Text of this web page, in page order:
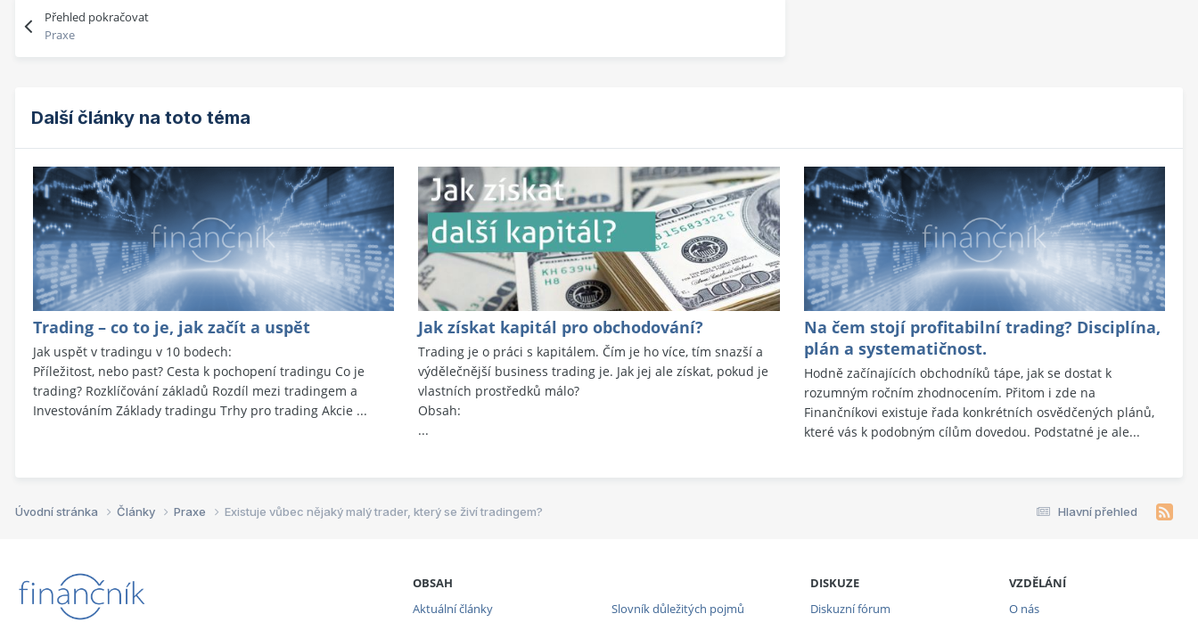
Přehled pokračovat
Praxe
Další články na toto téma
Trading – co to je, jak začít a uspět
Jak uspět v tradingu v 10 bodech:
Příležitost, nebo past? Cesta k pochopení tradingu Co je
trading? Rozklíčování základů Rozdíl mezi tradingem a
Investováním Základy tradingu Trhy pro trading Akcie ...
Jak získat kapitál pro obchodování?
Trading je o práci s kapitálem. Čím je ho více, tím snazší a
výdělečnější business trading je. Jak jej ale získat, pokud je
vlastních prostředků málo?
Obsah:
...
Na čem stojí profitabilní trading? Disciplína,
plán a systematičnost.
Hodně začínajících obchodníků tápe, jak se dostat k
rozumným ročním zhodnocením. Přitom i zde na
Finančníkovi existuje řada konkrétních osvědčených plánů,
které vás k podobným cílům dovedou. Podstatné je ale...
Hlavní přehled
Úvodní stránka Články Praxe Existuje vůbec nějaký malý trader, který se živí tradingem?
OBSAH
Aktuální články
Slovník důležitých pojmů
DISKUZE
Diskuzní fórum
VZDĚLÁNÍ
O nás